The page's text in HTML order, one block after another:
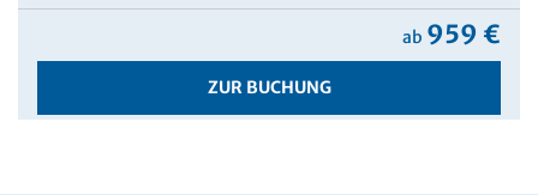
ab 959 €
ZUR BUCHUNG